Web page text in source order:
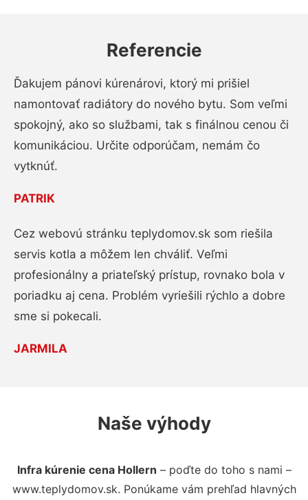
Referencie
Ďakujem pánovi kúrenárovi, ktorý mi prišiel
namontovať radiátory do nového bytu. Som veľmi
spokojný, ako so službami, tak s finálnou cenou či
komunikáciou. Určite odporúčam, nemám čo
vytknúť.
PATRIK
Cez webovú stránku teplydomov.sk som riešila
servis kotla a môžem len chváliť. Veľmi
profesionálny a priateľský prístup, rovnako bola v
poriadku aj cena. Problém vyriešili rýchlo a dobre
sme si pokecali.
JARMILA
Naše výhody
Infra kúrenie cena Hollern – poďte do toho s nami –
www.teplydomov.sk. Ponúkame vám prehľad hlavných